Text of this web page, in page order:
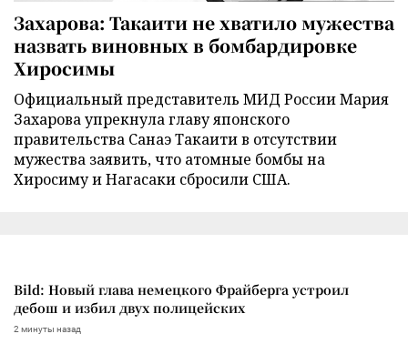
Захарова: Такаити не хватило мужества
назвать виновных в бомбардировке
Хиросимы
Официальный представитель МИД России Мария
Захарова упрекнула главу японского
правительства Санаэ Такаити в отсутствии
мужества заявить, что атомные бомбы на
Хиросиму и Нагасаки сбросили США.
Bild: Новый глава немецкого Фрайберга устроил
дебош и избил двух полицейских
2 минуты назад